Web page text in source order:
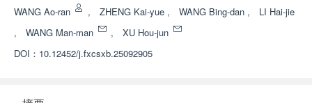
WANG Ao-ran , ZHENG Kai-yue , WANG Bing-dan ,
LI Hai-jie
,
WANG Man-man ,
XU Hou-jun
DOI： 10.12452/j.fxcsxb.25092905